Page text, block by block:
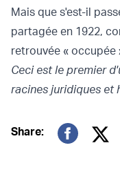
Mais que s'est-il
partagée en 1922,
retrouvée « occupée
Ceci est le premier
racines juridiques et
Share: